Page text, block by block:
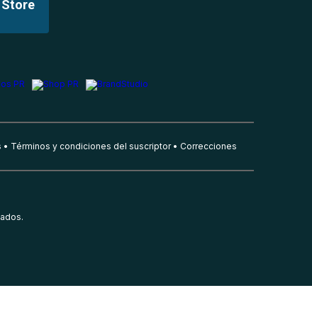
Store
Términos y condiciones del suscriptor Correcciones